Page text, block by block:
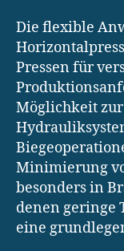
Die flexible
Pressen für
Möglichkeit
Minimierung
besonders in
denen geringe
eine